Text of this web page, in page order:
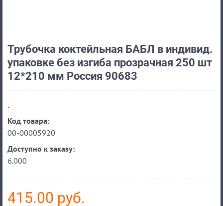
Трубочка коктейльная БАБЛ в индивид.
упаковке без изгиба прозрачная 250 шт
12*210 мм Россия 90683
.
Код товара:
00-00005920
Доступно к заказу:
6.000
415.00 руб.